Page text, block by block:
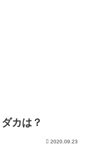
カは？
2020.09.23